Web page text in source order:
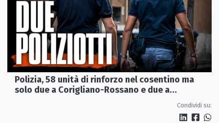
Polizia, 58 unità di rinforzo nel cosentino ma
solo due a Corigliano-Rossano e due a
Condividi su: